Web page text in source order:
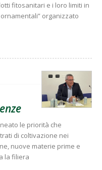
fitosanitari e i loro limiti in
organizzato
le priorità che
di coltivazione nei
nuove materie prime e
la filiera